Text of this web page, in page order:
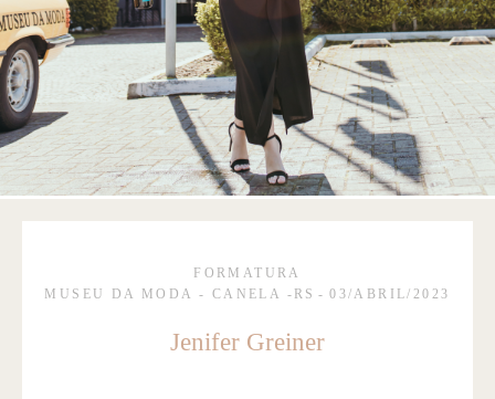
FORMATURA
MUSEU DA MODA - CANELA -RS
03/ABRIL/2023
Jenifer Greiner